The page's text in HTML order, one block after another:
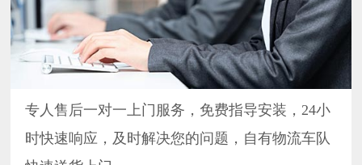
专人售后一对一上门服务，免费指导安装，24小
时快速响应，及时解决您的问题，自有物流车队